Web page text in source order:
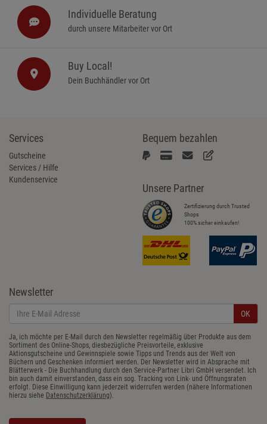
Individuelle Beratung
durch unsere Mitarbeiter vor Ort
Buy Local!
Dein Buchhändler vor Ort
Services
Gutscheine
Services / Hilfe
Kundenservice
Bequem bezahlen
Unsere Partner
Zertifizierung durch Trusted
Shops
100% sicher einkaufen!
Newsletter
OK
Ja, ich möchte per E-Mail durch den Newsletter regelmäßig über Produkte aus dem
Sortiment des Online-Shops, diesbezügliche Preisvorteile, exklusive
Aktionsgutscheine und Gewinnspiele sowie Tipps und Trends aus der Welt von
Büchern und Geschenken informiert werden. Der Newsletter wird in Absprache mit
Blätterwerk - Die Buchhandlung durch den Service-Partner Libri GmbH versendet. Ich
bin auch damit einverstanden, dass ein sog. Tracking von Link- und Öffnungsraten
erfolgt. Diese Einwilligung kann jederzeit widerrufen werden (nähere Informationen
hierzu siehe Datenschutzerklärung).